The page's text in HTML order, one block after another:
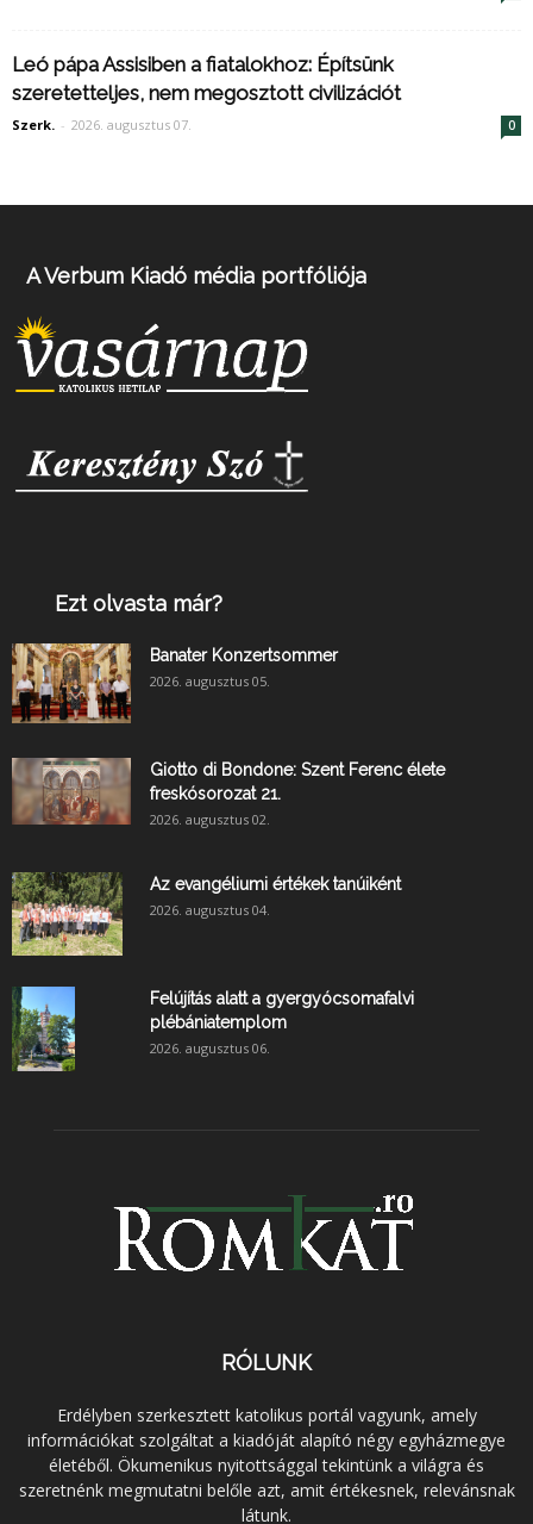
Leó pápa Assisiben a fiatalokhoz: Építsünk
szeretetteljes, nem megosztott civilizációt
Szerk. - 2026. augusztus 07. 0
A Verbum Kiadó média portfóliója
Ezt olvasta már?
Banater Konzertsommer
2026. augusztus 05.
Giotto di Bondone: Szent Ferenc élete
freskósorozat 21.
2026. augusztus 02.
Az evangéliumi értékek tanúiként
2026. augusztus 04.
Felújítás alatt a gyergyócsomafalvi
plébániatemplom
2026. augusztus 06.
RÓLUNK
Erdélyben szerkesztett katolikus portál vagyunk, amely
információkat szolgáltat a kiadóját alapító négy egyházmegye
életéből. Ökumenikus nyitottsággal tekintünk a világra és
szeretnénk megmutatni belőle azt, amit értékesnek, relevánsnak
látunk.